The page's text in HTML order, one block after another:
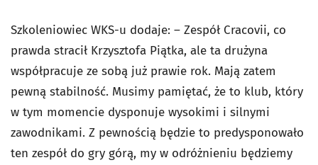
Szkoleniowiec WKS-u dodaje: – Zespół Cracovii, co
prawda stracił Krzysztofa Piątka, ale ta drużyna
współpracuje ze sobą już prawie rok. Mają zatem
pewną stabilność. Musimy pamiętać, że to klub, który
w tym momencie dysponuje wysokimi i silnymi
zawodnikami. Z pewnością będzie to predysponowało
ten zespół do gry górą, my w odróżnieniu będziemy